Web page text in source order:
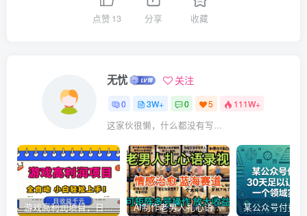
点赞 13 分享 收藏
无忧 关注
0 3W+ 0 5 111W+
这家伙很懒，什么都没有写...
游戏高利润项目，日收益1k+，全自动，无需值守，解放双手，小白轻松上手【揭秘】 AI制作老男人扎心语录，5分钟一条，操作简单，流量非常大，保姆级教程